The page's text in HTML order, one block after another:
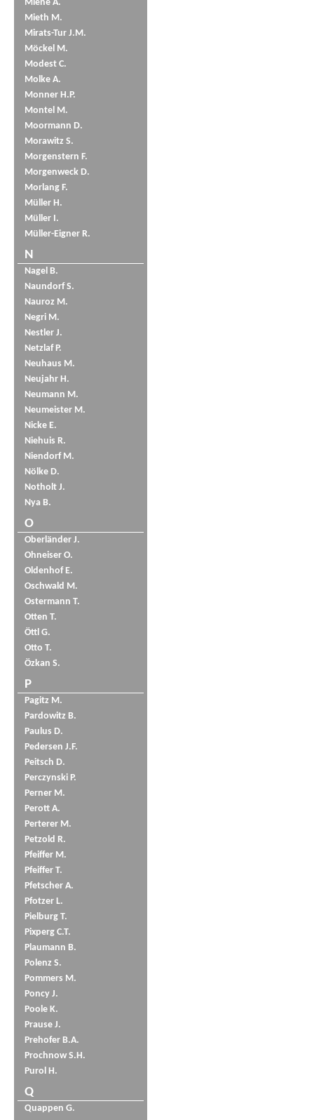
Miene A.
Mieth M.
Mirats-Tur J.M.
Möckel M.
Modest C.
Molke A.
Monner H.P.
Montel M.
Moormann D.
Morawitz S.
Morgenstern F.
Morgenweck D.
Morlang F.
Müller H.
Müller I.
Müller-Eigner R.
N
Nagel B.
Naundorf S.
Nauroz M.
Negri M.
Nestler J.
Netzlaf P.
Neuhaus M.
Neujahr H.
Neumann M.
Neumeister M.
Nicke E.
Niehuis R.
Niendorf M.
Nölke D.
Notholt J.
Nya B.
O
Oberländer J.
Ohneiser O.
Oldenhof E.
Oschwald M.
Ostermann T.
Otten T.
Öttl G.
Otto T.
Özkan S.
P
Pagitz M.
Pardowitz B.
Paulus D.
Pedersen J.F.
Peitsch D.
Perczynski P.
Perner M.
Perott A.
Perterer M.
Petzold R.
Pfeiffer M.
Pfeiffer T.
Pfetscher A.
Pfotzer L.
Pielburg T.
Pixperg C.T.
Plaumann B.
Polenz S.
Pommers M.
Poncy J.
Poole K.
Prause J.
Prehofer B.A.
Prochnow S.H.
Purol H.
Q
Quappen G.